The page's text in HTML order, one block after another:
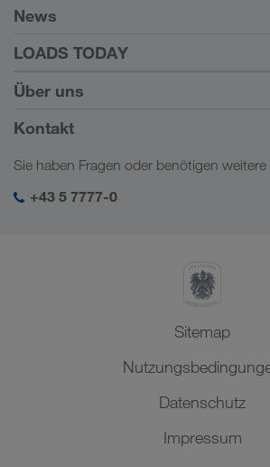
WE LOAD
Carrier Services
Onboarding
News
LOADS TODAY
Fracht finden mit
LOADS TODAY
Mehr erfahren
Zum Login
Über uns
Firmeninformation
SHEQ-Management
Kontakt
Sie haben Fragen oder benötigen
+43 5 7777-0
Sitemap
Datenschutz
Impressum